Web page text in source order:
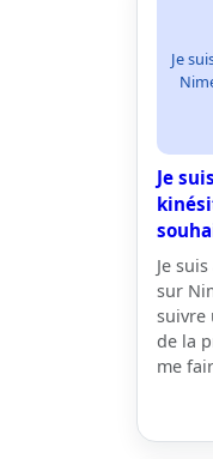
Je
Je
Je
sur
suivre
de la
me